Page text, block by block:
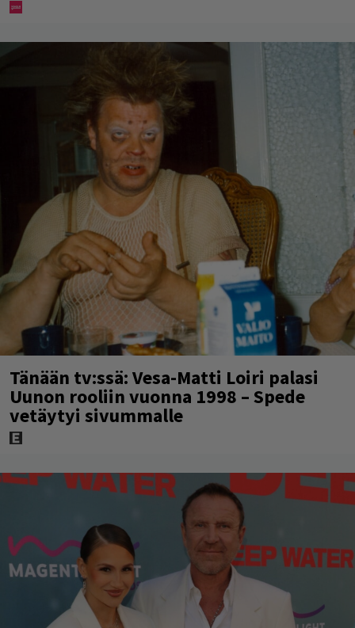
Tänään tv:ssä: Vesa-Matti Loiri palasi
Uunon rooliin vuonna 1998 – Spede
vetäytyi sivummalle